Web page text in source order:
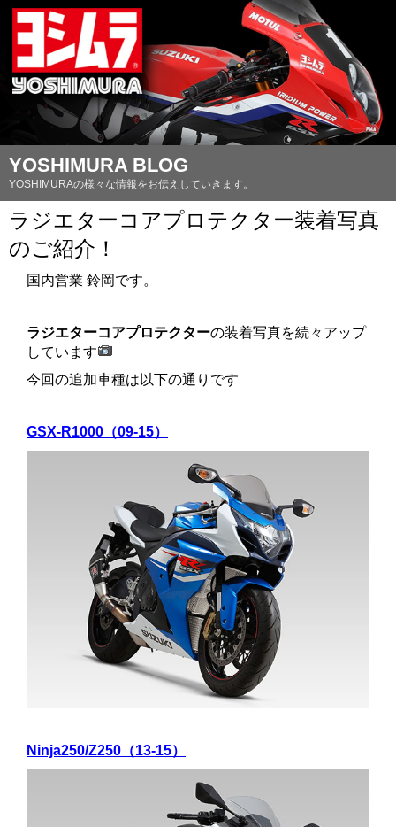
YOSHIMURA BLOG
YOSHIMURAの様々な情報をお伝えしていきます。
ラジエターコアプロテクター装着写真
のご紹介！
国内営業 鈴岡です。
ラジエターコアプロテクターの装着写真を続々アップ
しています
今回の追加車種は以下の通りです
GSX-R1000（09-15）
Ninja250/Z250（13-15）